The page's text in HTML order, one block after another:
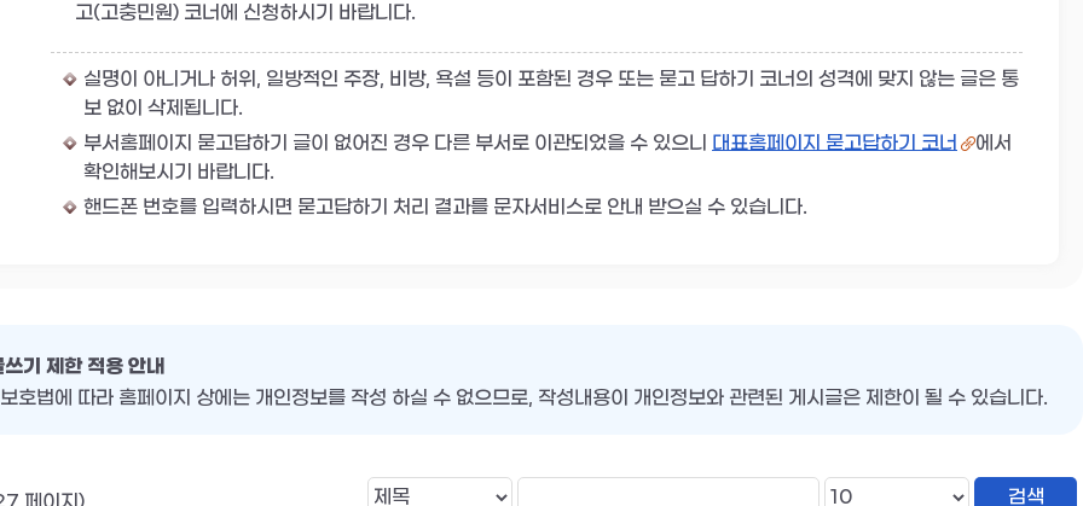
고(고충민원) 코너에 신청하시기 바랍니다.
실명이 아니거나 허위, 일방적인 주장, 비방, 욕설 등이 포함된 경우 또는 묻고 답하기 코너의 성격에 맞지 않는 글은 통
보 없이 삭제됩니다.
부서홈페이지 묻고답하기 글이 없어진 경우 다른 부서로 이관되었을 수 있으니 대표홈페이지 묻고답하기 코너
에서
확인해보시기 바랍니다.
핸드폰 번호를 입력하시면 묻고답하기 처리 결과를 문자서비스로 안내 받으실 수 있습니다.
기 제한 적용 안내
호법에 따라 홈페이지 상에는 개인정보를 작성 하실 수 없으므로, 작성내용이 개인정보와 관련된 게시글은 제한이 될 수 있습니다.
페이지)